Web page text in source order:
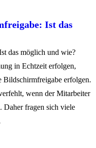
Ist das
das möglich und wie?
in Echtzeit erfolgen,
Bildschirmfreigabe erfolgen.
wenn der Mitarbeiter
Daher fragen sich viele